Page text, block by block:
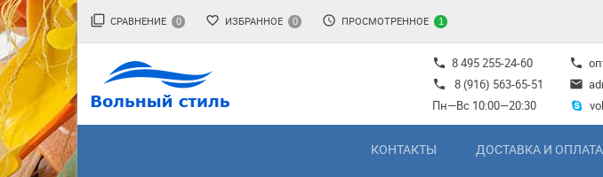
filter_none СРАВНЕНИЕ 0 favorite_border ИЗБРАННОЕ 0 access_time ПРОСМОТРЕННОЕ 1
phone 8 495 255-24-60
phone
8 (916) 563-65-51
Пн—Вс 10:00—20:30
phone
mail
КОНТАКТЫ ДОСТАВКА И ОПЛАТА